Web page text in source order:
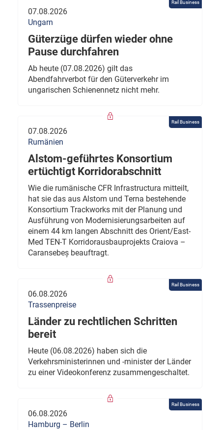
Rail Business
07.08.2026
Ungarn
Güterzüge dürfen wieder ohne
Pause durchfahren
Ab heute (07.08.2026) gilt das
Abendfahrverbot für den Güterverkehr im
ungarischen Schienennetz nicht mehr.
Rail Business
07.08.2026
Rumänien
Alstom-geführtes Konsortium
ertüchtigt Korridorabschnitt
Wie die rumänische CFR Infrastructura mitteilt,
hat sie das aus Alstom und Terna bestehende
Konsortium Trackworks mit der Planung und
Ausführung von Modernisierungsarbeiten auf
einem 44 km langen Abschnitt des Orient/East-
Med TEN-T Korridorausbauprojekts Craiova –
Caransebeș beauftragt.
Rail Business
06.08.2026
Trassenpreise
Länder zu rechtlichen Schritten
bereit
Heute (06.08.2026) haben sich die
Verkehrsministerinnen und -minister der Länder
zu einer Videokonferenz zusammengeschaltet.
Rail Business
06.08.2026
Hamburg – Berlin